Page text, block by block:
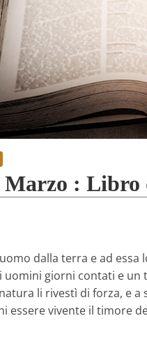
Marzo : Libro
dalla terra e ad
uomini giorni contati e
li rivestì di forza, e
essere vivente il timore